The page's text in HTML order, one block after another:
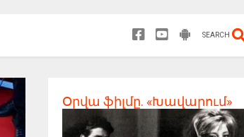
SEARCH
Օրվա ֆիլմը. «Խավարում»